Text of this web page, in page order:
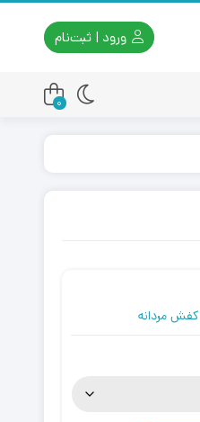
ورود | ثبت‌نام
0
کفش مردانه